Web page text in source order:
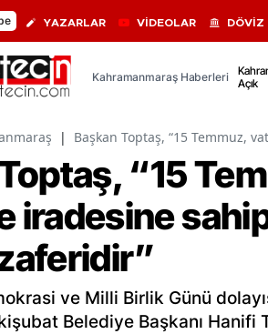
YAZARLAR VİDEOLAR DÖVİZ
Kahramanmaraş Haberleri
Açık
| Başkan Toptaş, “15 Temmuz,
“15
iradesine
ve Milli Birlik Günü
Belediye Başkanı Hanifi